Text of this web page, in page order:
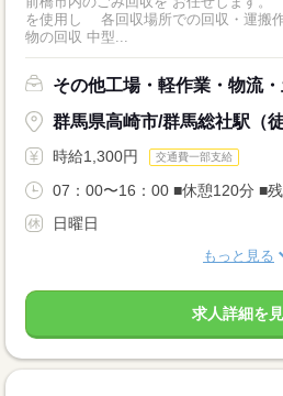
を使用し 各回収場所での回収・運搬
物の回収 中型...
その他工場・軽作業・物流
群馬県高崎市/群馬総社駅（徒
時給1,300円 交通費一部支給
07：00〜16：00 ■休憩120分 ■
日曜日
もっと見る
求人詳細を